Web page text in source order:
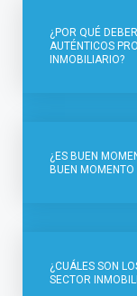
¿POR QUÉ
AUTÉNTICOS
INMOBILIARIO?
¿ES BUEN
BUEN
¿CUÁLES SON
SECTOR